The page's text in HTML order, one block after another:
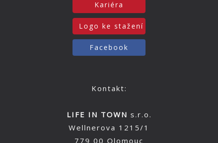
Kariéra
Logo ke stažení
Facebook
Kontakt:
LIFE IN TOWN s.r.o.
Wellnerova 1215/1
779 00 Olomouc